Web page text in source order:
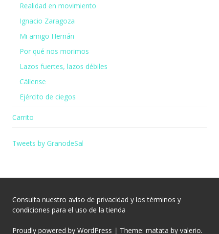
Realidad en movimiento
Ignacio Zaragoza
Mi amigo Hernán
Por qué nos morimos
Lazos fuertes, lazos débiles
Cállense
Ejército de ciegos
Carrito
Tweets by GranodeSal
Consulta nuestro aviso de privacidad y lostérminos y
condiciones para el uso de la tienda
Proudly powered by WordPress | Theme: matata by valerio.